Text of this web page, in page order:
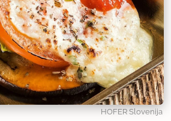
HOFER Slovenija